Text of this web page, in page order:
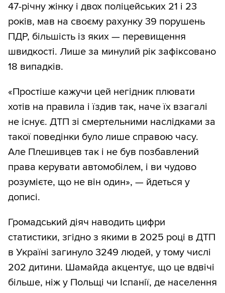
47-річну жінку і двох поліцейських 21 і 23
років, мав на своєму рахунку 39 порушень
ПДР, більшість із яких — перевищення
швидкості. Лише за минулий рік зафіксовано
18 випадків.
«Простіше кажучи цей негідник плювати
хотів на правила і їздив так, наче їх взагалі
не існує. ДТП зі смертельними наслідками за
такої поведінки було лише справою часу.
Але Плешивцев так і не був позбавлений
права керувати автомобілем, і ви чудово
розумієте, що не він один», — йдеться у
дописі.
Громадський діяч наводить цифри
статистики, згідно з якими в 2025 році в ДТП
в Україні загинуло 3249 людей, у тому числі
202 дитини. Шамайда акцентує, що це вдвічі
більше, ніж у Польщі чи Іспанії, де населення